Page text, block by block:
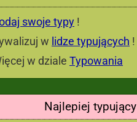
swoje typy !
w lidze typujących !
w dziale Typowania
Najlepiej typujący